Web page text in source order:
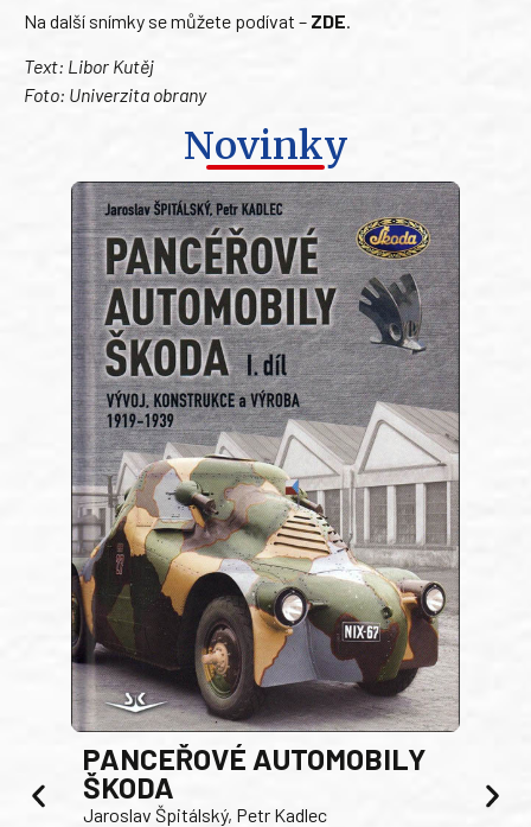
Na další snímky se můžete podívat – ZDE.
Text: Libor Kutěj
Foto: Univerzita obrany
Novinky
PANCEŘOVÉ AUTOMOBILY
ŠKODA
Jaroslav Špitálský, Petr Kadlec